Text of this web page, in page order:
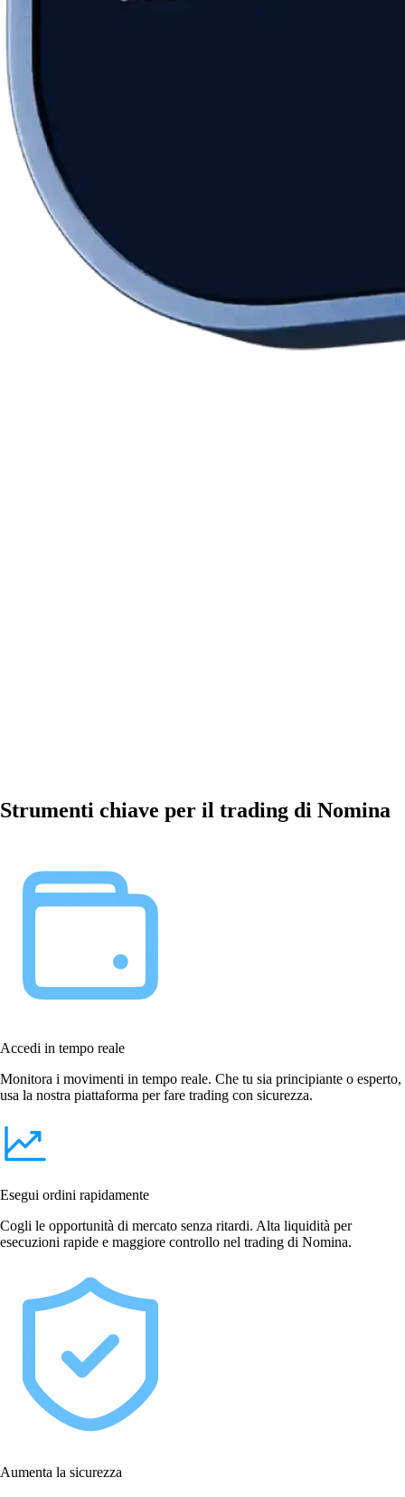
Strumenti chiave per il trading di Nomina
Accedi in tempo reale
Monitora i movimenti in tempo reale. Che tu sia principiante o esperto,
usa la nostra piattaforma per fare trading con sicurezza.
Esegui ordini rapidamente
Cogli le opportunità di mercato senza ritardi. Alta liquidità per
esecuzioni rapide e maggiore controllo nel trading di Nomina.
Aumenta la sicurezza